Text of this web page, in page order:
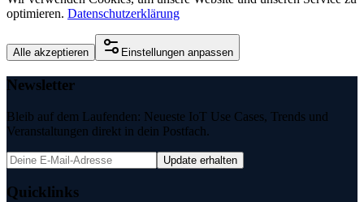
optimieren. Datenschutzerklärung
Alle akzeptieren Einstellungen anpassen
Newsletter
Bleib auf dem Laufenden: Neueste IoT Use Cases, Trends und
Veranstaltungen direkt in dein Postfach.
Update erhalten
Quicklinks